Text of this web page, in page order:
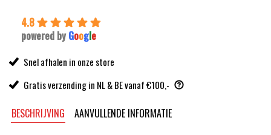
4.8
powered by Google
Snel afhalen in onze store
Gratis verzending in NL & BE vanaf €100,-
BESCHRIJVING AANVULLENDE INFORMATIE